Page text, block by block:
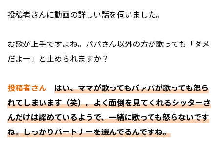
投稿者さんに動画の詳しい話を伺いました。
――お歌が上手ですよね。パパさん以外の方が歌っても「ダメ
だよー」と止められますか？
投稿者さん
はい、ママが歌ってもバァバが歌っても怒ら
れてしまいます（笑）。よく面倒を見てくれるシッターさ
んだけは認めているようで、一緒に歌っても怒らないです
ね。しっかりパートナーを選んでるんですね。